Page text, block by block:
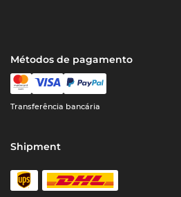
Métodos de pagamento
Transferência bancária
Shipment